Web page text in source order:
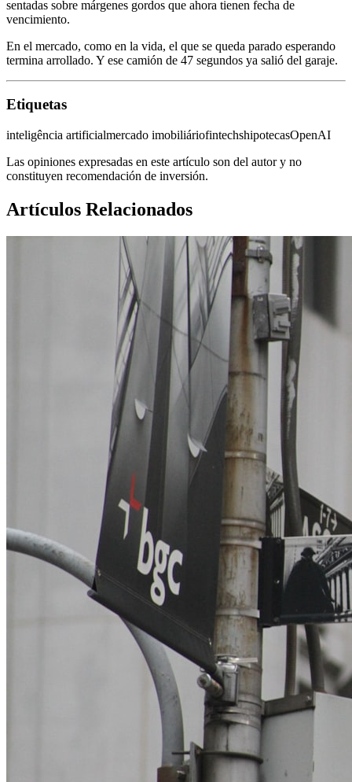
sentadas sobre márgenes gordos que ahora tienen fecha de
vencimiento.
En el mercado, como en la vida, el que se queda parado esperando
termina arrollado. Y ese camión de 47 segundos ya salió del garaje.
Etiquetas
inteligência artificialmercado imobiliáriofintechshipotecasOpenAI
Las opiniones expresadas en este artículo son del autor y no
constituyen recomendación de inversión.
Artículos Relacionados